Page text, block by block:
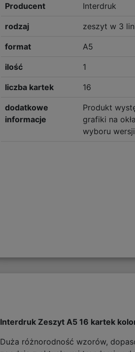
Producent Interdruk
rodzaj zeszyt w 3
format A5
ilość 1
liczba kartek 16
dodatkowe
informacje
Produkt
grafiki na
wyboru
Interdruk Zeszyt A5 16 kartek
Duża różnorodność wzorów,